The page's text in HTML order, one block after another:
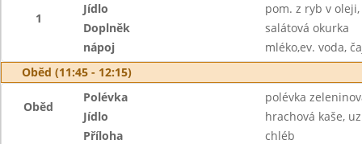
1
Jídlo
pom. z ryb v
Doplněk
salátová okurka
nápoj
mléko,ev. voda,
Oběd (11:45 - 12:15)
Oběd
Polévka
polévka
Jídlo
hrachová kaše,
Příloha
chléb